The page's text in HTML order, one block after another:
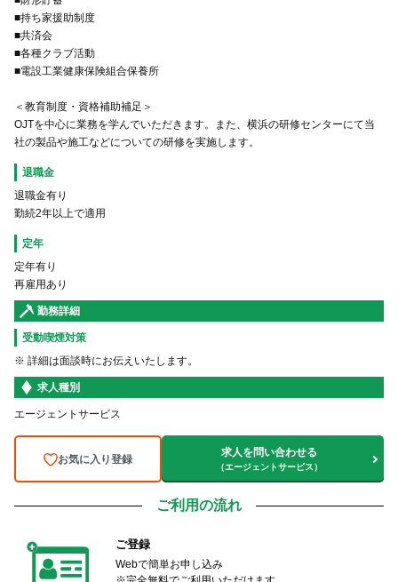
■持ち家援助制度
■共済会
■各種クラブ活動
■電設工業健康保険組合保養所
＜教育制度・資格補助補足＞
OJTを中心に業務を学んでいただきます。また、横浜の研修センターにて当
社の製品や施工などについての研修を実施します。
退職金
退職金有り
勤続2年以上で適用
定年
定年有り
再雇用あり
勤務詳細
受動喫煙対策
※ 詳細は面談時にお伝えいたします。
求人種別
エージェントサービス
お気に入り登録
求人を問い合わせる
（エージェントサービス）
ご利用の流れ
ご登録
Webで簡単お申し込み